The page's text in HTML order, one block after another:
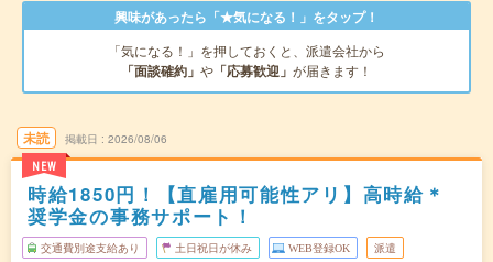
興味があったら「★気になる！」をタップ！
「気になる！」を押しておくと、派遣会社から
「面談確約」 や 「応募歓迎」 が届きます！
未読
NEW
掲載日 2026/08/06
時給1850円！【直雇用可能性アリ】高時給＊
奨学金の事務サポート！
交通費別途支給あり 土日祝日が休み WEB登録OK 派遣